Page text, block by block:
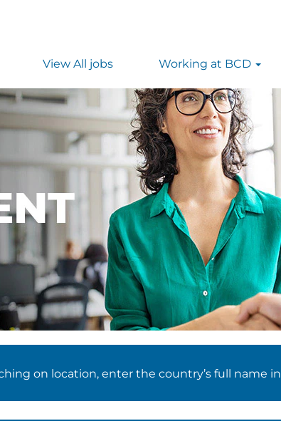
View All jobs Working at BCD
on location, enter the country’s full name in